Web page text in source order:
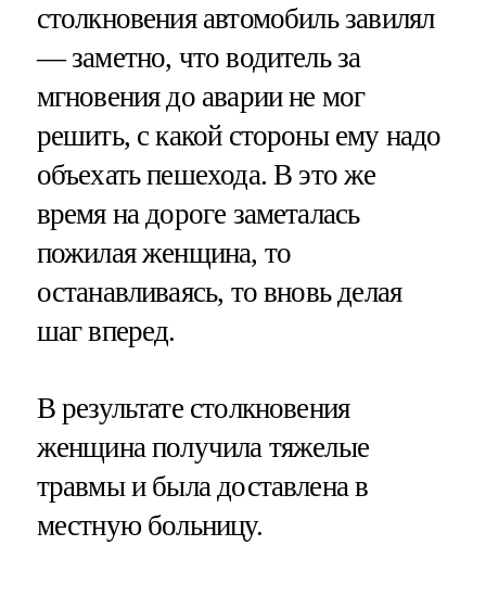
столкновения автомобиль завилял
— заметно, что водитель за
мгновения до аварии не мог
решить, с какой стороны ему надо
объехать пешехода. В это же
время на дороге заметалась
пожилая женщина, то
останавливаясь, то вновь делая
шаг вперед.
В результате столкновения
женщина получила тяжелые
травмы и была доставлена в
местную больницу.